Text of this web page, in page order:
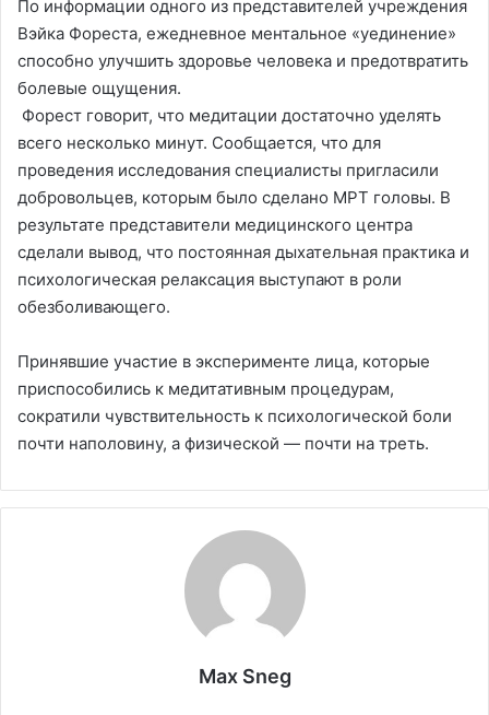
По информации одного из представителей учреждения
Вэйка Фореста, ежедневное ментальное «уединение»
способно улучшить здоровье человека и предотвратить
болевые ощущения.
Форест говорит, что медитации достаточно уделять
всего несколько минут. Сообщается, что для
проведения исследования специалисты пригласили
добровольцев, которым было сделано МРТ головы. В
результате представители медицинского центра
сделали вывод, что постоянная дыхательная практика и
психологическая релаксация выступают в роли
обезболивающего.
Принявшие участие в эксперименте лица, которые
приспособились к медитативным процедурам,
сократили чувствительность к психологической боли
почти наполовину, а физической — почти на треть.
Max Sneg